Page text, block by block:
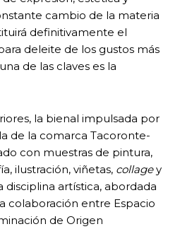
cambio de la materia
definitivamente el
deleite de los gustos más
de las claves es la
la bienal impulsada por
de la comarca Tacoronte-
con muestras de pintura,
ilustración, viñetas, collagey
disciplina artística, abordada
colaboración entre Espacio
de Origen